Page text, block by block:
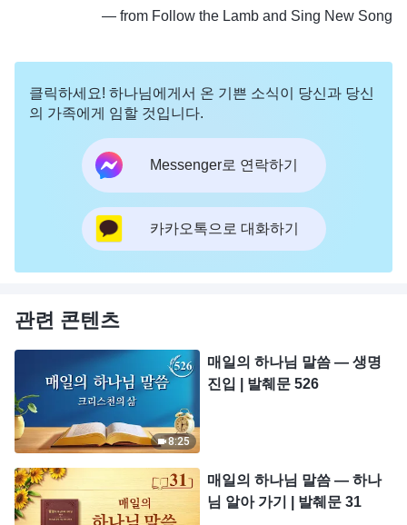
― from Follow the Lamb and Sing New Song
클릭하세요! 하나님에게서 온 기쁜 소식이 당신과 당신
의 가족에게 임할 것입니다.
Messenger로 연락하기
카카오톡으로 대화하기
관련 콘텐츠
8:25
매일의 하나님 말씀 ― 생명
진입 | 발췌문 526
매일의 하나님 말씀 ― 하나
님 알아 가기 | 발췌문 31